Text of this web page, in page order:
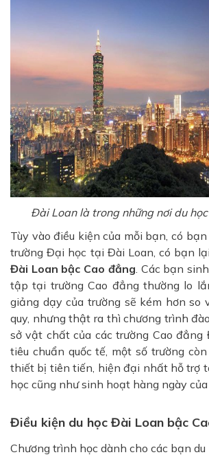
Đài Loan là trong những nơi du
Tùy vào điều kiện của mỗi bạn, có
trường Đại học tại Đài Loan, có bạn
Đài Loan bậc Cao đẳng. Các bạn
tập tại trường Cao đẳng thường lo
giảng dạy của trường sẽ kém hơn so
quy, nhưng thật ra thì chương trình
sở vật chất của các trường Cao đẳng
tiêu chuẩn quốc tế, một số trường
thiết bị tiên tiến, hiện đại nhất hỗ trợ
học cũng như sinh hoạt hàng ngày
Điều kiện du học Đài Loan bậc
Chương trình học dành cho các bạn